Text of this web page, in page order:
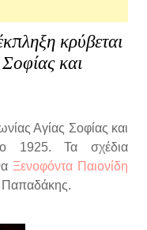
κρύβεται
και
Αγίας Σοφίας και
1925. Τα σχέδια
Ξενοφόντα Παιονίδη
Παπαδάκης.